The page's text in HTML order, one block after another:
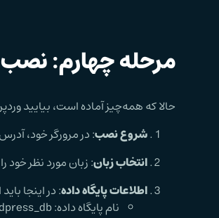
مرحله چهارم:
حالا که همه‌چیز آماده است، بیایید
شروع نصب: در مرورگر خود، آدرس localhost/wordpress را وارد کنید. این آدرس ما را به صفحه نصب وردپرس می‌برد.
انتخاب زبان: زبان مورد نظر خود
اطلاعات پایگاه داده: در اینجا
نام پایگاه داده: wordpress_db